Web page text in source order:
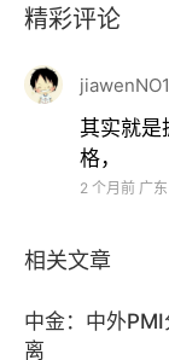
在他看来，这
商，简直就是
数据还要流动
倍，在今年
精彩评论
jiawenNO1
其实就是
格，
2 个月前 广东
相关文章
中金：中外
离